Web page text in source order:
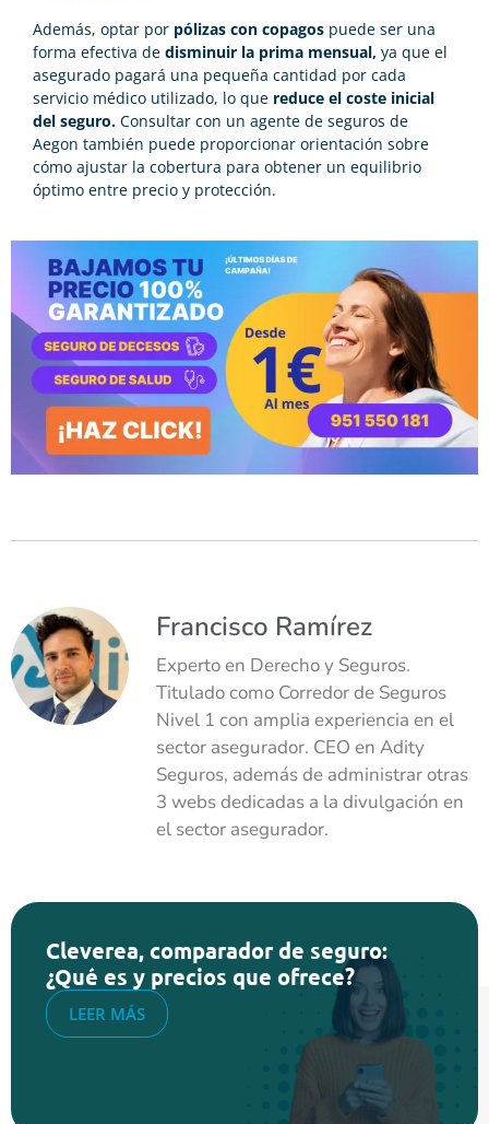
Además, optar por pólizas con copagos puede ser una
forma efectiva de disminuir la prima mensual, ya que el
asegurado pagará una pequeña cantidad por cada
servicio médico utilizado, lo que reduce el coste inicial
del seguro. Consultar con un agente de seguros de
Aegon también puede proporcionar orientación sobre
cómo ajustar la cobertura para obtener un equilibrio
óptimo entre precio y protección.
Francisco Ramírez
Experto en Derecho y Seguros.
Titulado como Corredor de Seguros
Nivel 1 con amplia experiencia en el
sector asegurador. CEO en Adity
Seguros, además de administrar otras
3 webs dedicadas a la divulgación en
el sector asegurador.
Cleverea, comparador de seguro:
¿Qué es y precios que ofrece?
LEER MÁS